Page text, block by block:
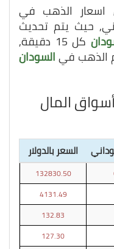
الذهب في
حيث يتم تحديث
كل 15 دقيقة,
الذهب فيالسودان
المال
السعر بالدولار
132830.50
4131.49
132.83
127.30